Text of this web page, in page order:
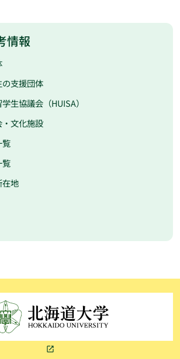
情報
支援団体
生協議会（HUISA）
文化施設
覧
覧
在地